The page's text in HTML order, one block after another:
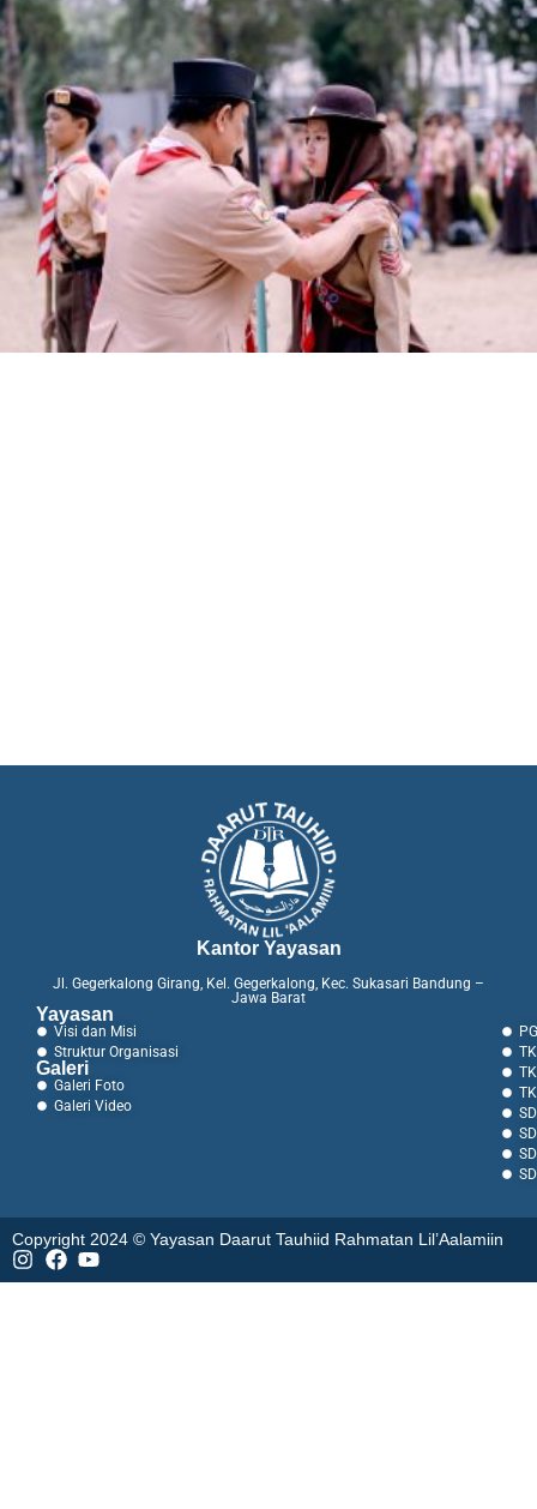
Kantor Yayasan
Jl. Gegerkalong Girang, Kel. Gegerkalong, Kec. Sukasari Bandung –
Jawa Barat
Yayasan
Visi dan Misi
Struktur Organisasi
Galeri
Galeri Foto
Galeri Video
Copyright 2024 © Yayasan Daarut Tauhiid Rahmatan Lil’Aalamiin